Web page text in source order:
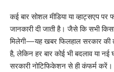
कई बार सोशल मीडिया या व्हाट्सएप
जानकारी दी जाती है। जैसे कि सभी
मिलेगी—यह खबर फिलहाल सरकार की
है, लेकिन हर बार कोई भी बदलाव या नई
सरकारी नोटिफिकेशन से ही कंफर्म